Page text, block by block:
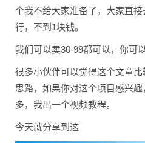
个我不给大家准备了，大家直
行，不到1块钱。
我们可以卖30-99都可以，你可
很多小伙伴可以觉得这个文章
思路，如果你对这个项目感兴
多，我出一个视频教程。
今天就分享到这